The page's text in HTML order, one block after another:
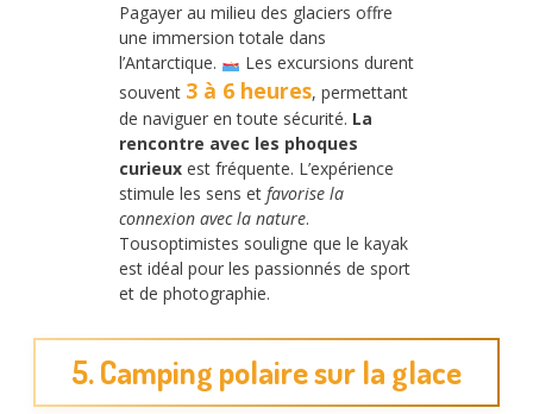
Pagayer au milieu des glaciers offre
une immersion totale dans
l’Antarctique.
Les excursions durent
souvent 3 à 6 heures, permettant
de naviguer en toute sécurité. La
rencontre avec les phoques
curieux est fréquente. L’expérience
stimule les sens et favorise la
connexion avec la nature.
Tousoptimistes souligne que le kayak
est idéal pour les passionnés de sport
et de photographie.
5. Camping polaire sur la glace